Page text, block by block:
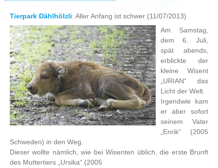
Tierpark Dählhölzli: Aller Anfang ist schwer (11/07/2013)
Am Samstag,
dem 6. Juli,
spät abends,
erblickte der
kleine Wisent
„URIAN“ das
Licht der Welt.
Irgendwie kam
er aber sofort
seinem Vater
„Enrik“ (2005
Schweden) in den Weg.
Dieser wollte nämlich, wie bei Wisenten üblich, die erste Brunft
des Muttertiers „Ursika“ (2005